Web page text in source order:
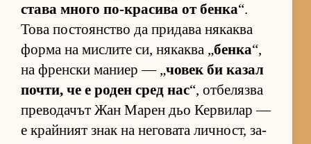
става много по-кра­сива от бенка“.
Това пос­то­ян­с­тво да при­дава ня­каква
форма на мис­лите си, ня­каква „бенка“,
на френ­ски ма­ниер — „чо­век би ка­зал
поч­ти, че е ро­ден сред нас“, от­бе­лязва
пре­во­да­чът Жан Ма­рен дьо Кер­ви­лар —
е край­ният знак на не­го­вата лич­ност, за­